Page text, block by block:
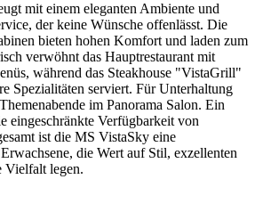
mit einem eleganten Ambiente und
der keine Wünsche offenlässt. Die
bieten hohen Komfort und laden zum
verwöhnt das Hauptrestaurant mit
während das Steakhouse "VistaGrill"
Spezialitäten serviert. Für Unterhaltung
im Panorama Salon. Ein
eingeschränkte Verfügbarkeit von
ist die MS VistaSky eine
die Wert auf Stil, exzellenten
Vielfalt legen.